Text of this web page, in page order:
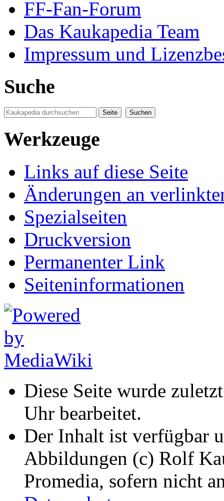
FF-Fan-Forum
Das Kaukapedia Team
Impressum und
Suche
Werkzeuge
Links auf diese Seite
Änderungen an
Spezialseiten
Druckversion
Permanenter Link
Seiten­informationen
Diese Seite wurde
Uhr bearbeitet.
Der Inhalt ist verfügbar
Abbildungen (c) Rolf
Promedia, sofern nicht